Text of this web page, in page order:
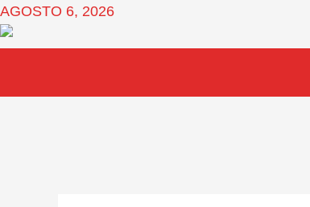
Ir
al
AGOSTO 6, 2026